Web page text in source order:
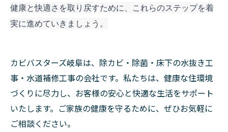
健康と快適さを取り戻すために、これらのステップを着
実に進めていきましょう。
カビバスターズ岐阜は、除カビ・除菌・床下の水抜き工
事・水道補修工事の会社です。私たちは、健康な住環境
づくりに尽力し、お客様の安心と快適な生活をサポート
いたします。ご家族の健康を守るために、ぜひお気軽に
ご相談ください。